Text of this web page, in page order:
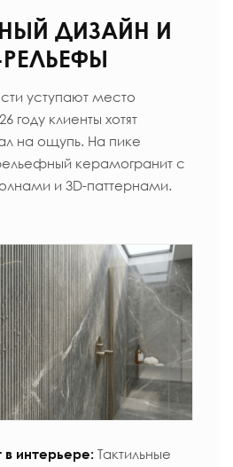
ДИЗАЙН И
РЕЛЬЕФЫ
уступают место
году клиенты хотят
на ощупь. На пике
керамогранит с
и 3D-паттернами.
в интерьере: Тактильные